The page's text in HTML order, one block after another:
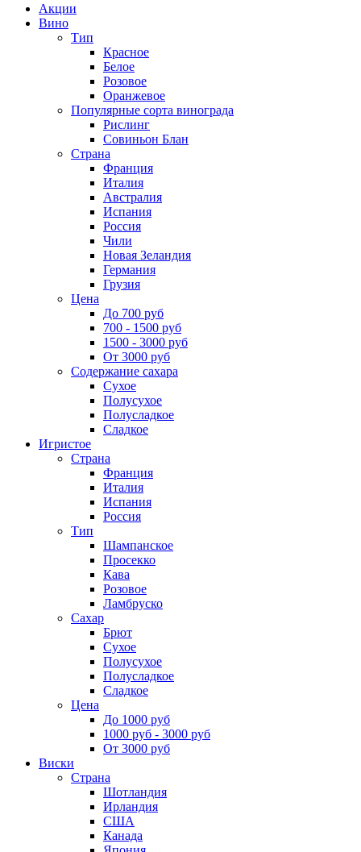
Акции
Вино
Тип
Красное
Белое
Розовое
Оранжевое
Популярные сорта винограда
Рислинг
Совиньон Блан
Страна
Франция
Италия
Австралия
Испания
Россия
Чили
Новая Зеландия
Германия
Грузия
Цена
До 700 руб
700 - 1500 руб
1500 - 3000 руб
От 3000 руб
Содержание сахара
Сухое
Полусухое
Полусладкое
Сладкое
Игристое
Страна
Франция
Италия
Испания
Россия
Тип
Шампанское
Просекко
Кава
Розовое
Ламбруско
Сахар
Брют
Сухое
Полусухое
Полусладкое
Сладкое
Цена
До 1000 руб
1000 руб - 3000 руб
От 3000 руб
Виски
Страна
Шотландия
Ирландия
США
Канада